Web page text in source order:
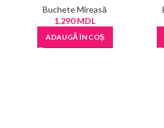
Buchete Mireasă
1.290MDL
ADAUGĂ ÎN COȘ